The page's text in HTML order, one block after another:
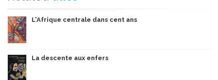
L'Afrique centrale dans cent ans
La descente aux enfers